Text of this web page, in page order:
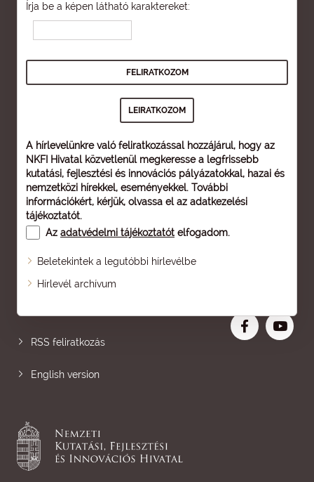
Írja be a képen látható karaktereket:
A hírlevelünkre való feliratkozással hozzájárul, hogy az
NKFI Hivatal közvetlenül megkeresse a legfrissebb
kutatási, fejlesztési és innovációs pályázatokkal, hazai és
nemzetközi hírekkel, eseményekkel. További
információkért, kérjük, olvassa el az adatkezelési
tájékoztatót.
Az adatvédelmi tájékoztatót elfogadom.
Beletekintek a legutóbbi hírlevélbe
Hírlevél archívum
Oldaltérkép
RSS feliratkozás
English version